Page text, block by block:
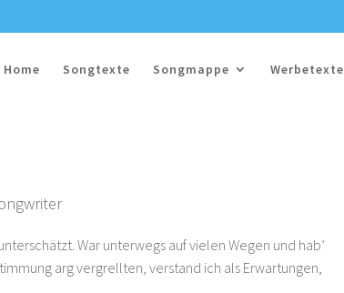
Home Songtexte Songmappe Werbetexte
War unterwegs auf vielen Wegen und hab’
arg vergrellten, verstand ich als Erwartungen,